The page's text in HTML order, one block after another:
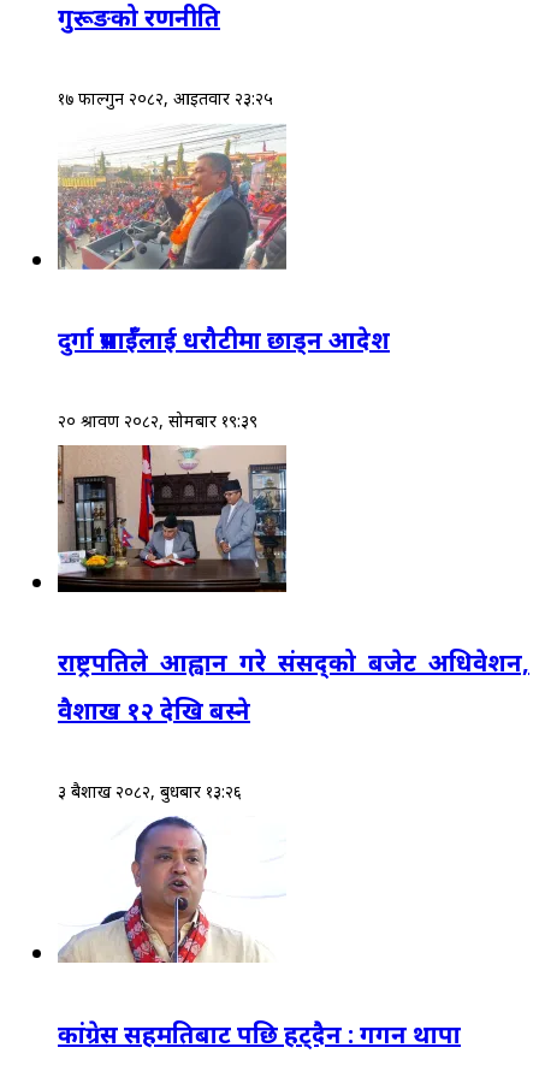
गुरूङको रणनीति
१७ फाल्गुन २०८२, आईतवार २३:२५
दुर्गा प्रसाईँलाई धरौटीमा छाड्न आदेश
२० श्रावण २०८२, सोमबार १९:३९
राष्ट्रपतिले आह्वान गरे संसद्‌को बजेट अधिवेशन,
वैशाख १२ देखि बस्ने
३ बैशाख २०८२, बुधबार १३:२६
कांग्रेस सहमतिबाट पछि हट्दैन : गगन थापा